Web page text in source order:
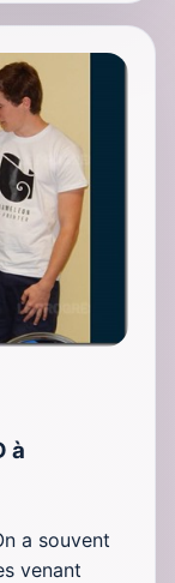
à
a souvent
venant